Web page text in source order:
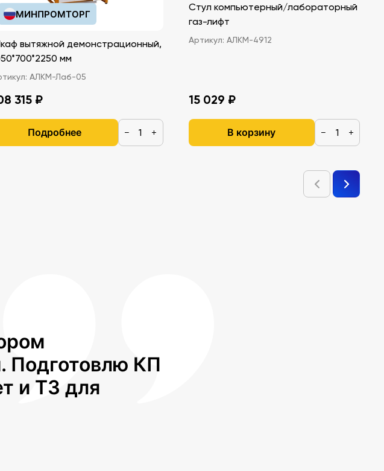
МИНПРОМТОРГ
вытяжной демонстрационный,
мм
АЛКМ-Лаб-05
315 ₽
Подробнее − +
Стул компьютерный/лабораторный
газ-лифт
Артикул: АЛКМ-4912
15 029 ₽
В корзину − +
Подготовлю КП
и ТЗ для